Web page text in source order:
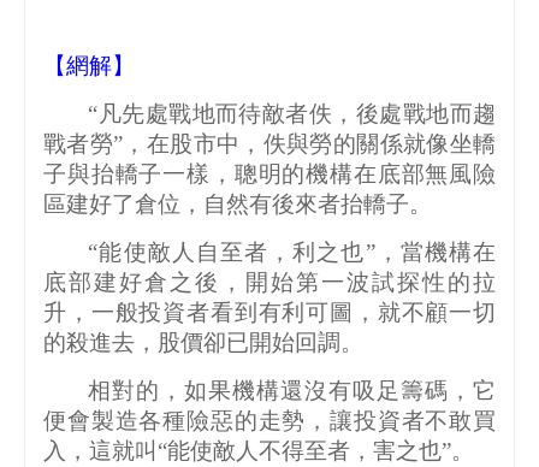
【網解】
“凡先處戰地而待敵者佚，後處戰地而趨
戰者勞”，在股市中，佚與勞的關係就像坐轎
子與抬轎子一樣，聰明的機構在底部無風險
區建好了倉位，自然有後來者抬轎子。
“能使敵人自至者，利之也”，當機構在
底部建好倉之後，開始第一波試探性的拉
升，一般投資者看到有利可圖，就不顧一切
的殺進去，股價卻已開始回調。
相對的，如果機構還沒有吸足籌碼，它
便會製造各種險惡的走勢，讓投資者不敢買
入，這就叫“能使敵人不得至者，害之也”。